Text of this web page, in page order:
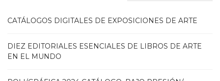
CATÁLOGOS DIGITALES DE EXPOSICIONES DE ARTE
DIEZ EDITORIALES ESENCIALES DE LIBROS DE ARTE
EN EL MUNDO